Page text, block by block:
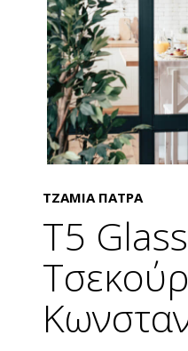
ΤΖΑΜΙΑ ΠΑΤΡΑ
T5